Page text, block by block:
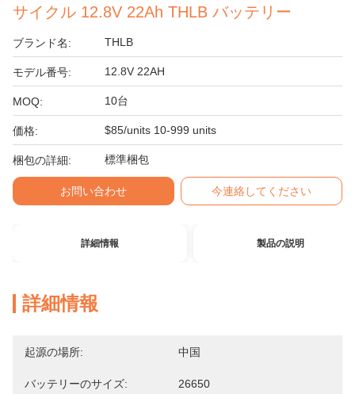
サイクル 12.8V 22Ah THLB バッテリー
ブランド名: THLB
モデル番号: 12.8V 22AH
MOQ: 10台
価格: $85/units 10-999 units
梱包の詳細: 標準梱包
お問い合わせ 今連絡してください
詳細情報 製品の説明
詳細情報
起源の場所: 中国
バッテリーのサイズ: 26650